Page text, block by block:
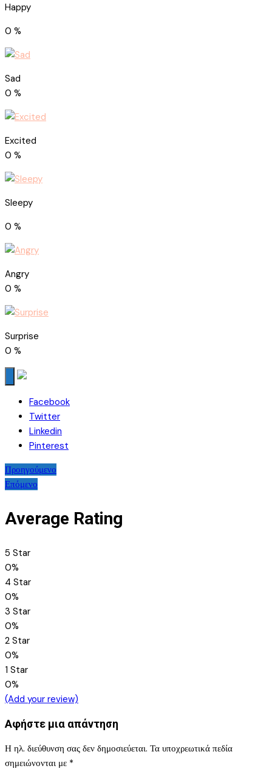
Happy
0 %
Sad
0 %
Excited
0 %
Sleepy
0 %
Angry
0 %
Surprise
0 %
Facebook
Twitter
Linkedin
Pinterest
Πλοήγηση
άρθρων
Προηγούμενο
Επόμενο
Average Rating
5 Star
0%
4 Star
0%
3 Star
0%
2 Star
0%
1 Star
0%
(Add your review)
Αφήστε μια απάντηση
Η ηλ. διεύθυνση σας δεν δημοσιεύεται. Τα υποχρεωτικά πεδία
σημειώνονται με *